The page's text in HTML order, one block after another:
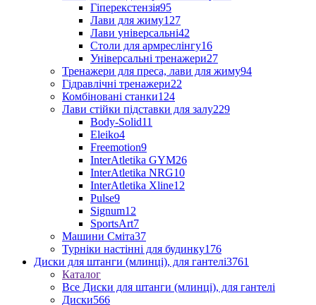
Гіперекстензія95
Лави для жиму127
Лави універсальні42
Столи для армреслінгу16
Універсальні тренажери27
Тренажери для преса, лави для жиму94
Гідравлічні тренажери22
Комбіновані станки124
Лави стійки підставки для залу229
Body-Solid11
Eleiko4
Freemotion9
InterAtletika GYM26
InterAtletika NRG10
InterAtletika Xline12
Pulse9
Signum12
SportsArt7
Машини Сміта37
Турніки настінні для будинку176
Диски для штанги (млинці), для гантелі3761
Каталог
Все Диски для штанги (млинці), для гантелі
Диски566